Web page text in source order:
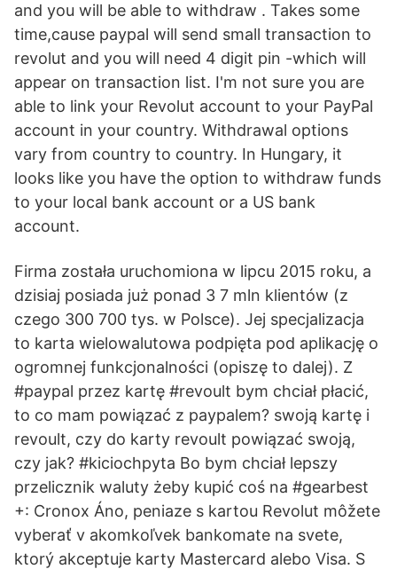
and you will be able to withdraw . Takes some
time,cause paypal will send small transaction to
revolut and you will need 4 digit pin -which will
appear on transaction list. I'm not sure you are
able to link your Revolut account to your PayPal
account in your country. Withdrawal options
vary from country to country. In Hungary, it
looks like you have the option to withdraw funds
to your local bank account or a US bank
account.
Firma została uruchomiona w lipcu 2015 roku, a
dzisiaj posiada już ponad 3 7 mln klientów (z
czego 300 700 tys. w Polsce). Jej specjalizacja
to karta wielowalutowa podpięta pod aplikację o
ogromnej funkcjonalności (opiszę to dalej). Z
#paypal przez kartę #revoult bym chciał płacić,
to co mam powiązać z paypalem? swoją kartę i
revoult, czy do karty revoult powiązać swoją,
czy jak? #kiciochpyta Bo bym chciał lepszy
przelicznik waluty żeby kupić coś na #gearbest
+: Cronox Áno, peniaze s kartou Revolut môžete
vyberať v akomkoľvek bankomate na svete,
ktorý akceptuje karty Mastercard alebo Visa. S